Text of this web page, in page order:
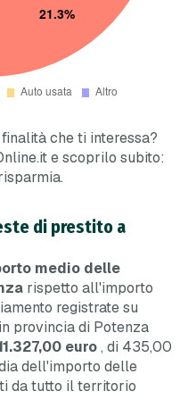
che ti interessa?
e scoprilo subito:
di prestito a
medio delle
rispetto all'importo
registrate su
provincia di Potenza
euro, di 435,00
dell'importo delle
da tutto il territorio